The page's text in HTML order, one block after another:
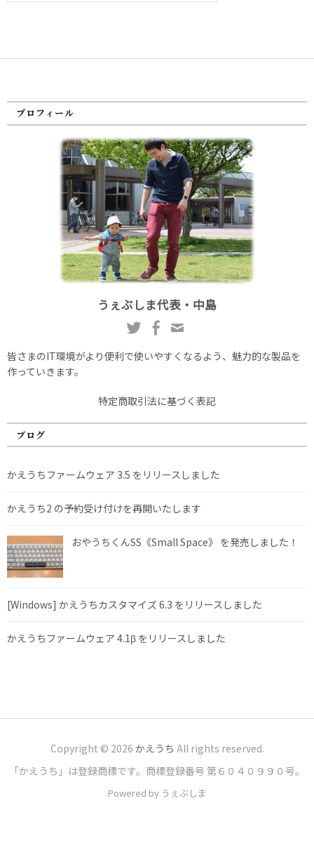
プロフィール
うぇぶしま代表・中島
皆さまのIT環境がより便利で使いやすくなるよう、魅力的な製品を
作っていきます。
特定商取引法に基づく表記
ブログ
かえうちファームウェア 3.5 をリリースしました
かえうち2 の予約受け付けを再開いたします
おやうちくんSS《Small Space》 を発売しました！
[Windows] かえうちカスタマイズ 6.3 をリリースしました
かえうちファームウェア 4.1β をリリースしました
Copyright © 2026 かえうち All rights reserved.
「かえうち」は登録商標です。商標登録番号 第６０４０９９０号。
Powered by うぇぶしま